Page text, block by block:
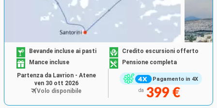
Pagamento in 4X
Bevande incluse ai pasti
Credito escursioni offerto
Mance incluse
Pensione completa
da 399 €
Partenza da Lavrion - Atene
ven 30 ott 2026
Volo disponibile